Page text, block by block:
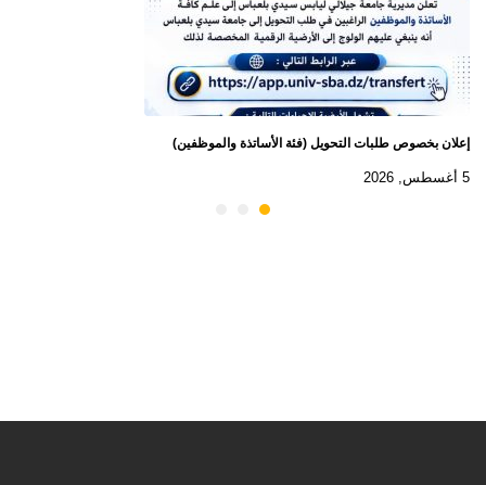
إعلان بخصوص طلبات التحويل (فئة الأساتذة والموظفين)
5 أغسطس, 2026